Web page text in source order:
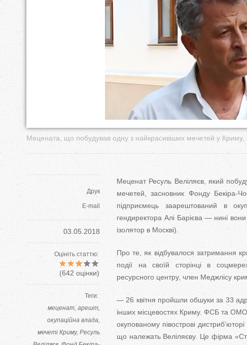
Мецената, що побудував одну з найкрасивіших мечетей у Криму,
Друк
E-mail
03.05.2018
Оцініть статтю:
(642 оцінки)
Теги:
меценат арешт
окупаційна влада
мечеті Криму Ресуль
Меценат Ресуль Веліляєв, який
мечетей, засновник Фонду Бекіра-
підприємець заарештований в
гендиректора Алі Барієва — нині
ізолятор в Москві).
Про те, як відбувалося затримання
події на своїй сторінці в
ресурсного центру, член Меджлісу
— 26 квітня пройшли обшуки за 33
інших місцевостях Криму. ФСБ та
окупованому півострові
що належать Веліляєву. Це фірма